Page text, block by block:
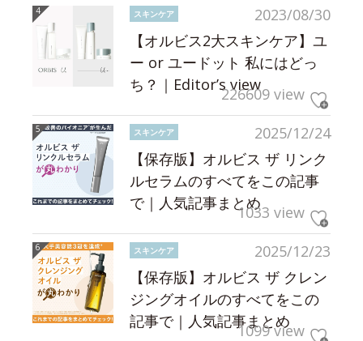
2023/08/30
スキンケア
【オルビス2大スキンケア】ユ
ー or ユードット 私にはどっ
ち？｜Editor’s view226609 view
2025/12/24
スキンケア
【保存版】オルビス ザ リンク
ルセラムのすべてをこの記事
で｜人気記事まとめ1033 view
2025/12/23
スキンケア
【保存版】オルビス ザ クレン
ジングオイルのすべてをこの
記事で｜人気記事まとめ
1099 view